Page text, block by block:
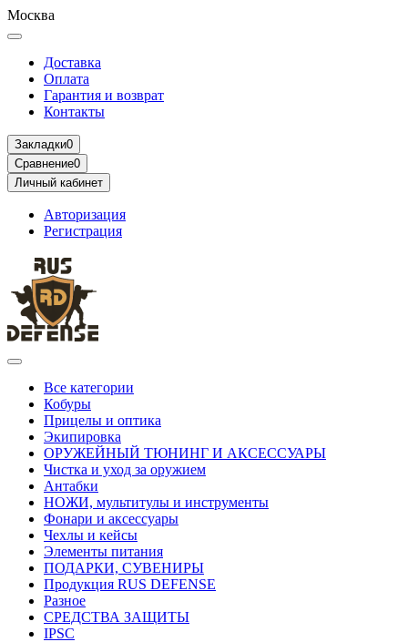
Москва
Доставка
Оплата
Гарантия и возврат
Контакты
Закладки0
Сравнение0
Личный кабинет
Авторизация
Регистрация
Все категории
Кобуры
Прицелы и оптика
Экипировка
ОРУЖЕЙНЫЙ ТЮНИНГ И АКСЕССУАРЫ
Чистка и уход за оружием
Антабки
НОЖИ, мультитулы и инструменты
Фонари и аксессуары
Чехлы и кейсы
Элементы питания
ПОДАРКИ, СУВЕНИРЫ
Продукция RUS DEFENSE
Разное
СРЕДСТВА ЗАЩИТЫ
IPSC